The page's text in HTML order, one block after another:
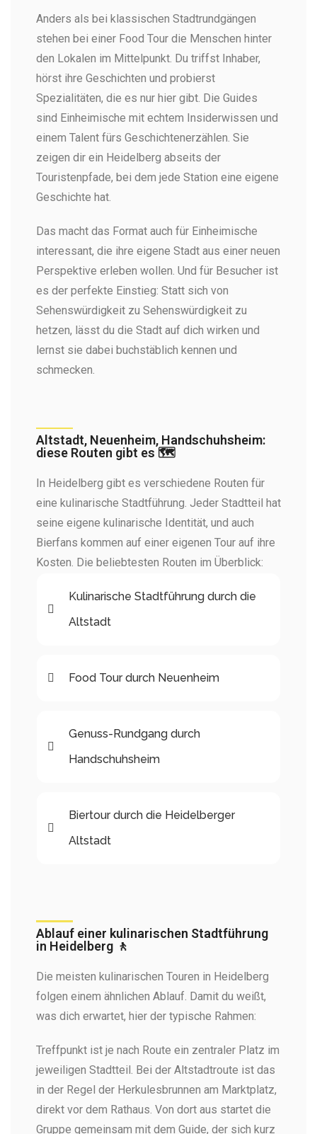
Anders als bei klassischen Stadtrundgängen
stehen bei einer Food Tour die Menschen hinter
den Lokalen im Mittelpunkt. Du triffst Inhaber,
hörst ihre Geschichten und probierst
Spezialitäten, die es nur hier gibt. Die Guides
sind Einheimische mit echtem Insiderwissen und
einem Talent fürs Geschichtenerzählen. Sie
zeigen dir ein Heidelberg abseits der
Touristenpfade, bei dem jede Station eine eigene
Geschichte hat.
Das macht das Format auch für Einheimische
interessant, die ihre eigene Stadt aus einer neuen
Perspektive erleben wollen. Und für Besucher ist
es der perfekte Einstieg: Statt sich von
Sehenswürdigkeit zu Sehenswürdigkeit zu
hetzen, lässt du die Stadt auf dich wirken und
lernst sie dabei buchstäblich kennen und
schmecken.
Altstadt, Neuenheim, Handschuhsheim:
diese Routen gibt es 🗺️
In Heidelberg gibt es verschiedene Routen für
eine kulinarische Stadtführung. Jeder Stadtteil hat
seine eigene kulinarische Identität, und auch
Bierfans kommen auf einer eigenen Tour auf ihre
Kosten. Die beliebtesten Routen im Überblick:
Kulinarische Stadtführung durch die
Altstadt
Food Tour durch Neuenheim
Genuss-Rundgang durch
Handschuhsheim
Biertour durch die Heidelberger
Altstadt
Ablauf einer kulinarischen Stadtführung
in Heidelberg 🚶
Die meisten kulinarischen Touren in Heidelberg
folgen einem ähnlichen Ablauf. Damit du weißt,
was dich erwartet, hier der typische Rahmen:
Treffpunkt ist je nach Route ein zentraler Platz im
jeweiligen Stadtteil. Bei der Altstadtroute ist das
in der Regel der Herkulesbrunnen am Marktplatz,
direkt vor dem Rathaus. Von dort aus startet die
Gruppe gemeinsam mit dem Guide, der sich kurz